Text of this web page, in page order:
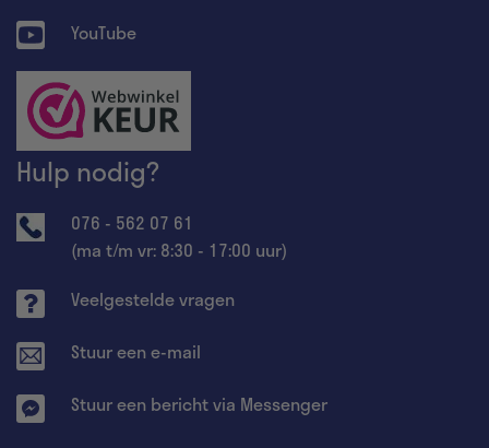
YouTube
Hulp nodig?
076 - 562 07 61
(ma t/m vr: 8:30 - 17:00 uur)
Veelgestelde vragen
Stuur een e-mail
Stuur een bericht via Messenger